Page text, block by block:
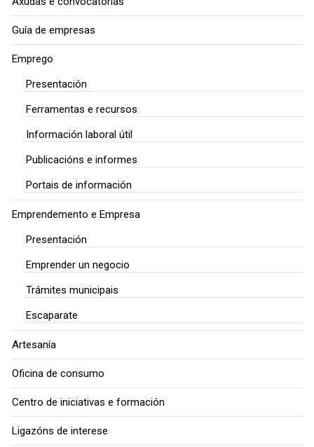
Guía de empresas
Emprego
Presentación
Ferramentas e recursos
Información laboral útil
Publicacións e informes
Portais de información
Emprendemento e Empresa
Presentación
Emprender un negocio
Trámites municipais
Escaparate
Artesanía
Oficina de consumo
Centro de iniciativas e formación
Ligazóns de interese